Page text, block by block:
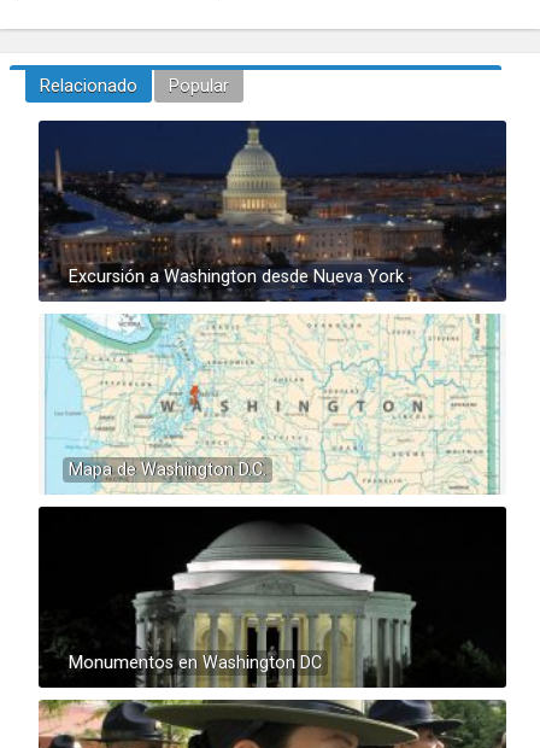
Relacionado Popular
Excursión a Washington desde Nueva York
Mapa de Washington D.C.
Monumentos en Washington DC